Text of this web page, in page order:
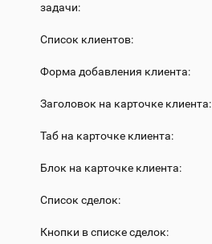
задачи:
Список клиентов:
Форма добавления клиента:
Заголовок на карточке клиента:
Таб на карточке клиента:
Блок на карточке клиента:
Список сделок:
Кнопки в списке сделок: